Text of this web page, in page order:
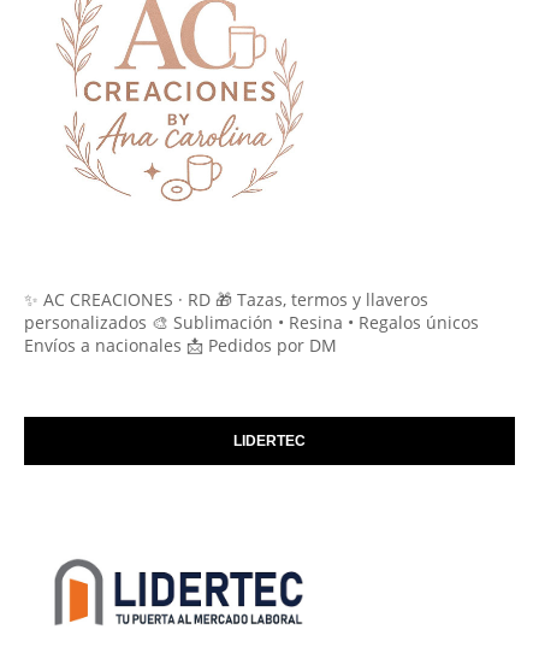
✨ AC CREACIONES · RD 🎁 Tazas, termos y llaveros
personalizados 🎨 Sublimación • Resina • Regalos únicos
Envíos a nacionales 📩 Pedidos por DM
LIDERTEC